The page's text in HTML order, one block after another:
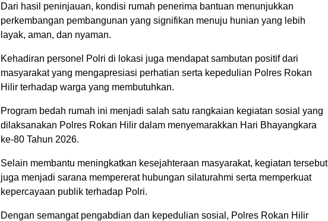
Dari hasil peninjauan, kondisi rumah penerima bantuan menunjukkan
perkembangan pembangunan yang signifikan menuju hunian yang lebih
layak, aman, dan nyaman.
Kehadiran personel Polri di lokasi juga mendapat sambutan positif dari
masyarakat yang mengapresiasi perhatian serta kepedulian Polres Rokan
Hilir terhadap warga yang membutuhkan.
Program bedah rumah ini menjadi salah satu rangkaian kegiatan sosial yang
dilaksanakan Polres Rokan Hilir dalam menyemarakkan Hari Bhayangkara
ke-80 Tahun 2026.
Selain membantu meningkatkan kesejahteraan masyarakat, kegiatan tersebut
juga menjadi sarana mempererat hubungan silaturahmi serta memperkuat
kepercayaan publik terhadap Polri.
Dengan semangat pengabdian dan kepedulian sosial, Polres Rokan Hilir